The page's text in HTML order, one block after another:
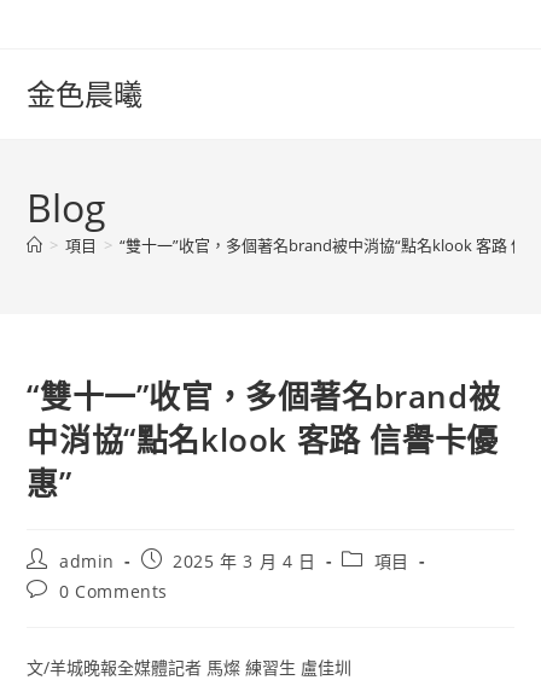
content金色晨曦
Blog
> 項目 > “雙十一”收官，多個著名brand被中消協“點名klook 客路 信
“雙十一”收官，多個著名brand被
中消協“點名klook 客路 信譽卡優
惠”
Post
author:
admin
Post
published:
2025 年 3 月 4 日
Post項目
Post0 Comments
文/羊城晚報全媒體記者 馬燦 練習生 盧佳圳